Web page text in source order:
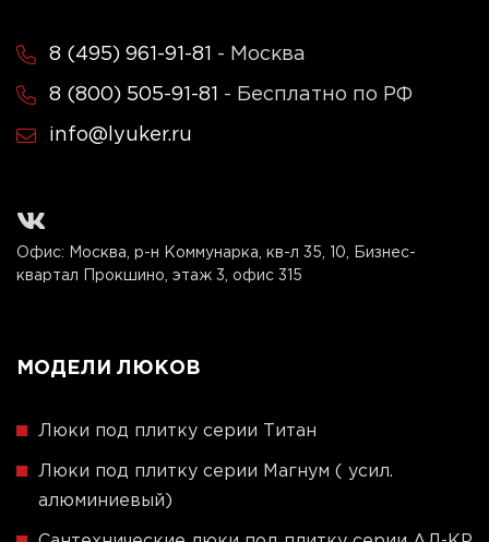
8 (495) 961-91-81 - Москва
8 (800) 505-91-81 - Бесплатно по РФ
info@lyuker.ru
Офис: Москва, р-н Коммунарка, кв-л 35, 10, Бизнес-
квартал Прокшино, этаж 3, офис 315
МОДЕЛИ ЛЮКОВ
Люки под плитку серии Титан
Люки под плитку серии Магнум ( усил.
алюминиевый)